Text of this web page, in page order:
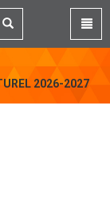
2026-2027